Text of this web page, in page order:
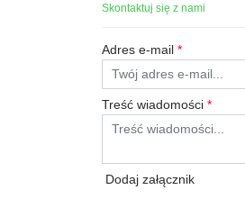
Skontaktuj się z nami
Adres e-mail *
Treść wiadomości *
Dodaj załącznik